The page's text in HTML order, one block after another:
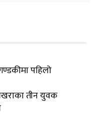
पहिलो
तीन युवक